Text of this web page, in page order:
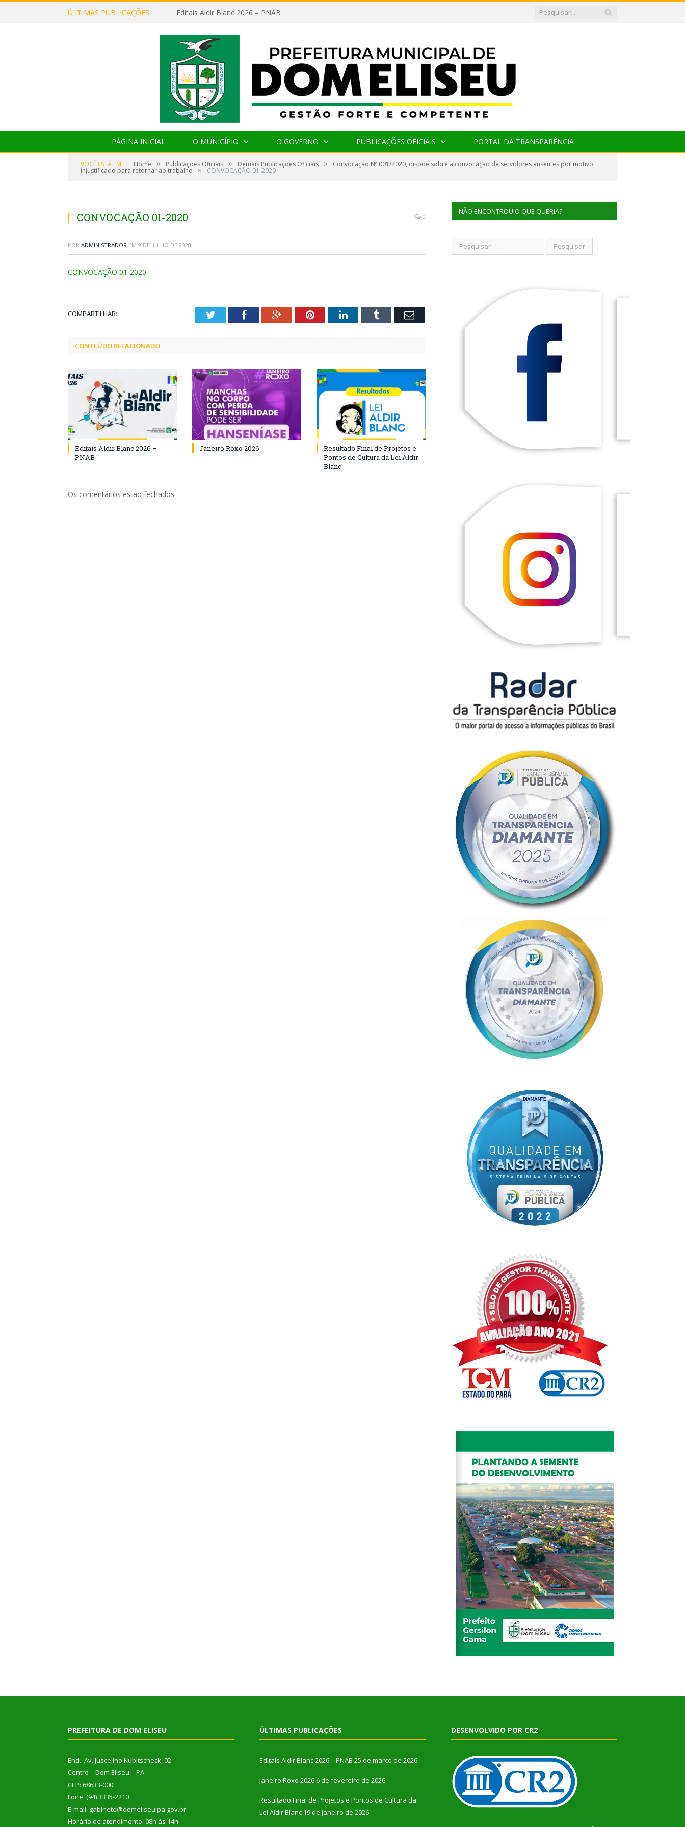
ÚLTIMAS PUBLICAÇÕES: Editais Aldir Blanc 2026 – PNAB
PÁGINA INICIAL O MUNICÍPIO O GOVERNO PUBLICAÇÕES OFICIAIS PORTAL DA TRANSPARÊNCIA
VOCÊ ESTÁ EM: Home » Publicações Oficiais » Demais Publicações Oficiais » Convocação Nº 001/2020, dispõe sobre a convocação de servidores ausentes por motivo
injustificado para retornar ao trabalho » CONVOCAÇÃO 01-2020
CONVOCAÇÃO 01-2020 0
POR ADMINISTRADOR EM 9 DE JULHO DE 2020
CONVOCAÇÃO 01-2020
COMPARTILHAR: TwitterFacebookGoogle+PinterestLinkedInTumblr Email
CONTEÚDO RELACIONADO
Editais Aldir Blanc 2026 –
PNAB
Janeiro Roxo 2026
Resultado Final de Projetos e
Pontos de Cultura da Lei Aldir
Blanc
Os comentários estão fechados.
NÃO ENCONTROU O QUE QUERIA?
PREFEITURA DE DOM ELISEU
End.: Av. Juscelino Kubitscheck, 02
Centro – Dom Eliseu – PA
CEP: 68633-000
Fone: (94) 3335-2210
E-mail: gabinete@domeliseu.pa.gov.br
Horário de atendimento: 08h às 14h
ÚLTIMAS PUBLICAÇÕES
Editais Aldir Blanc 2026 – PNAB 25 de março de 2026
Janeiro Roxo 2026 6 de fevereiro de 2026
Resultado Final de Projetos e Pontos de Cultura da
Lei Aldir Blanc 19 de janeiro de 2026
DESENVOLVIDO POR CR2